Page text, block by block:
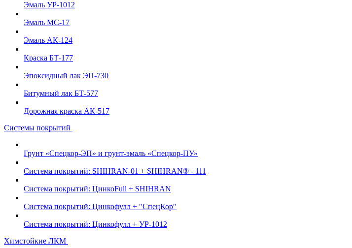
Эмаль УР-1012
Эмаль МС-17
Эмаль АК-124
Краска БТ-177
Эпоксидный лак ЭП-730
Битумный лак БТ-577
Дорожная краска АК-517
Системы покрытий
Грунт «Спецкор-ЭП» и грунт-эмаль «Спецкор-ПУ»
Система покрытий: SHIHRAN-01 + SHIHRAN® - 111
Система покрытий: ЦинкоFull + SHIHRAN
Система покрытий: Цинкофулл + "СпецКор"
Система покрытий: Цинкофулл + УР-1012
Химстойкие ЛКМ